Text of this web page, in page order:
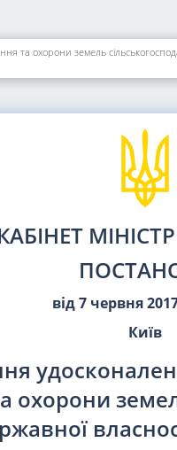
та охорони земель
від 7 червня
Київ
охорони